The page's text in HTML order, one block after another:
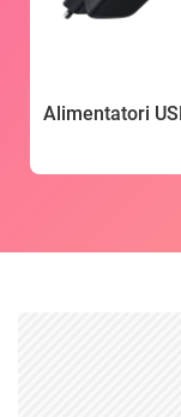
Alimentatori